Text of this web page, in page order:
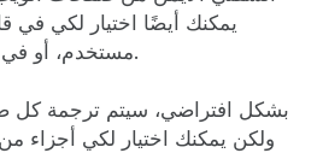
يمكنك أيضًا اختيار لكي في
مستخدم، أو في كود مصدر موقعك.
بشكل افتراضي، سيتم ترجمة كل
ولكن يمكنك اختيار لكي